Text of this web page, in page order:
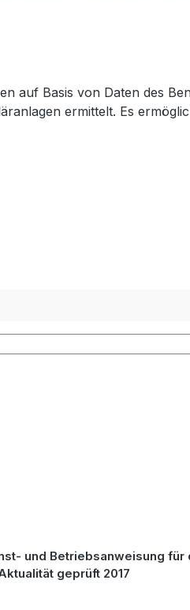
auf Basis von Daten des
ermittelt. Es
und Betriebsanweisung
geprüft 2017